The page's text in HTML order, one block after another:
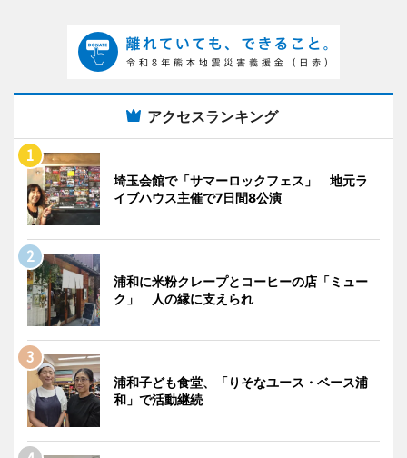
アクセスランキング
埼玉会館で「サマーロックフェス」 地元ラ
イブハウス主催で7日間8公演
浦和に米粉クレープとコーヒーの店「ミュー
ク」 人の縁に支えられ
浦和子ども食堂、「りそなユース・ベース浦
和」で活動継続